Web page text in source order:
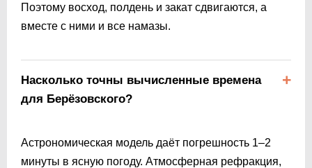
Поэтому восход, полдень и закат сдвигаются, а
вместе с ними и все намазы.
Насколько точны вычисленные времена
для Берёзовского?
Астрономическая модель даёт погрешность 1–2
минуты в ясную погоду. Атмосферная рефракция,